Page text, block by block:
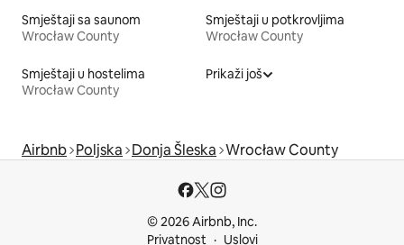
Smještaji sa saunom
Wrocław County
Smještaji u potkrovljima
Wrocław County
Smještaji u hostelima
Wrocław County
Prikaži još
Airbnb Poljska Donja Šleska Wrocław County
© 2026 Airbnb, Inc.
Privatnost
Uslovi